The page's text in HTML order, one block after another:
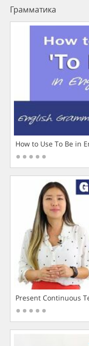
Грамматика
How to Use To Be in
Present Continuous